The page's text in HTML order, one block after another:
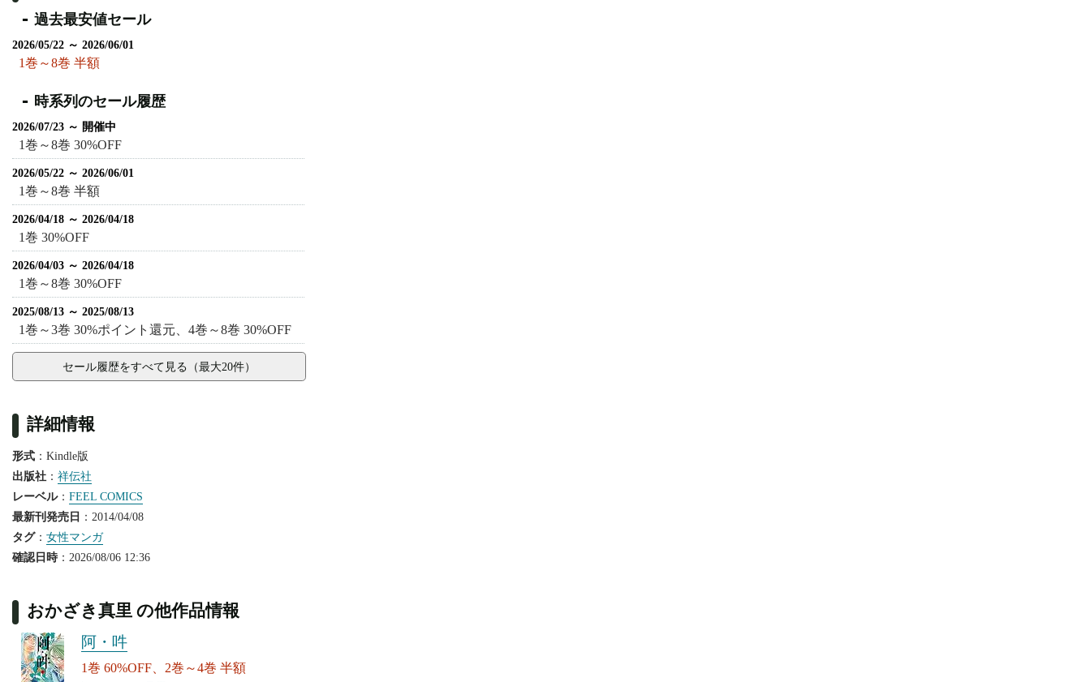
過去最安値セール
2026/05/22 ～ 2026/06/01
1巻～8巻 半額
時系列のセール履歴
2026/07/23 ～ 開催中
1巻～8巻 30%OFF
2026/05/22 ～ 2026/06/01
1巻～8巻 半額
2026/04/18 ～ 2026/04/18
1巻 30%OFF
2026/04/03 ～ 2026/04/18
1巻～8巻 30%OFF
2025/08/13 ～ 2025/08/13
1巻～3巻 30%ポイント還元、4巻～8巻 30%OFF
セール履歴をすべて見る（最大20件）
詳細情報
形式 ：Kindle版
出版社 ： 祥伝社
レーベル： FEEL COMICS
最新刊発売日 ：2014/04/08
タグ： 女性マンガ
確認日時：2026/08/06 12:36
おかざき真里 の他作品情報
阿・吽
1巻 60%OFF、2巻～4巻 半額